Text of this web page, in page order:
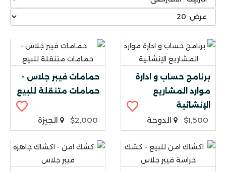
برنامج حساب و ادارة
موارد المشاريع
الإنشائية
$1,500
الدوحة
حمامات فيبر جلاس -
حمامات متنقلة للبيع
$2,000 الجيزة